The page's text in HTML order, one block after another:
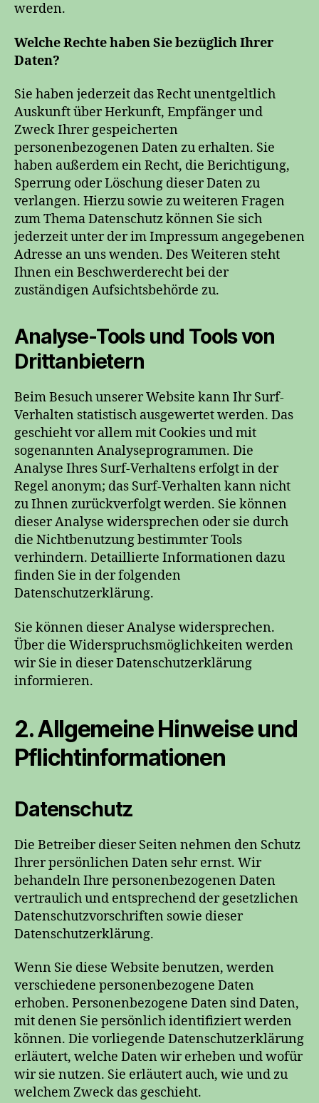
werden.
Welche Rechte haben Sie bezüglich Ihrer
Daten?
Sie haben jederzeit das Recht unentgeltlich
Auskunft über Herkunft, Empfänger und
Zweck Ihrer gespeicherten
personenbezogenen Daten zu erhalten. Sie
haben außerdem ein Recht, die Berichtigung,
Sperrung oder Löschung dieser Daten zu
verlangen. Hierzu sowie zu weiteren Fragen
zum Thema Datenschutz können Sie sich
jederzeit unter der im Impressum angegebenen
Adresse an uns wenden. Des Weiteren steht
Ihnen ein Beschwerderecht bei der
zuständigen Aufsichtsbehörde zu.
Analyse-Tools und Tools von
Drittanbietern
Beim Besuch unserer Website kann Ihr Surf-
Verhalten statistisch ausgewertet werden. Das
geschieht vor allem mit Cookies und mit
sogenannten Analyseprogrammen. Die
Analyse Ihres Surf-Verhaltens erfolgt in der
Regel anonym; das Surf-Verhalten kann nicht
zu Ihnen zurückverfolgt werden. Sie können
dieser Analyse widersprechen oder sie durch
die Nichtbenutzung bestimmter Tools
verhindern. Detaillierte Informationen dazu
finden Sie in der folgenden
Datenschutzerklärung.
Sie können dieser Analyse widersprechen.
Über die Widerspruchsmöglichkeiten werden
wir Sie in dieser Datenschutzerklärung
informieren.
2. Allgemeine Hinweise und
Pflichtinformationen
Datenschutz
Die Betreiber dieser Seiten nehmen den Schutz
Ihrer persönlichen Daten sehr ernst. Wir
behandeln Ihre personenbezogenen Daten
vertraulich und entsprechend der gesetzlichen
Datenschutzvorschriften sowie dieser
Datenschutzerklärung.
Wenn Sie diese Website benutzen, werden
verschiedene personenbezogene Daten
erhoben. Personenbezogene Daten sind Daten,
mit denen Sie persönlich identifiziert werden
können. Die vorliegende Datenschutzerklärung
erläutert, welche Daten wir erheben und wofür
wir sie nutzen. Sie erläutert auch, wie und zu
welchem Zweck das geschieht.